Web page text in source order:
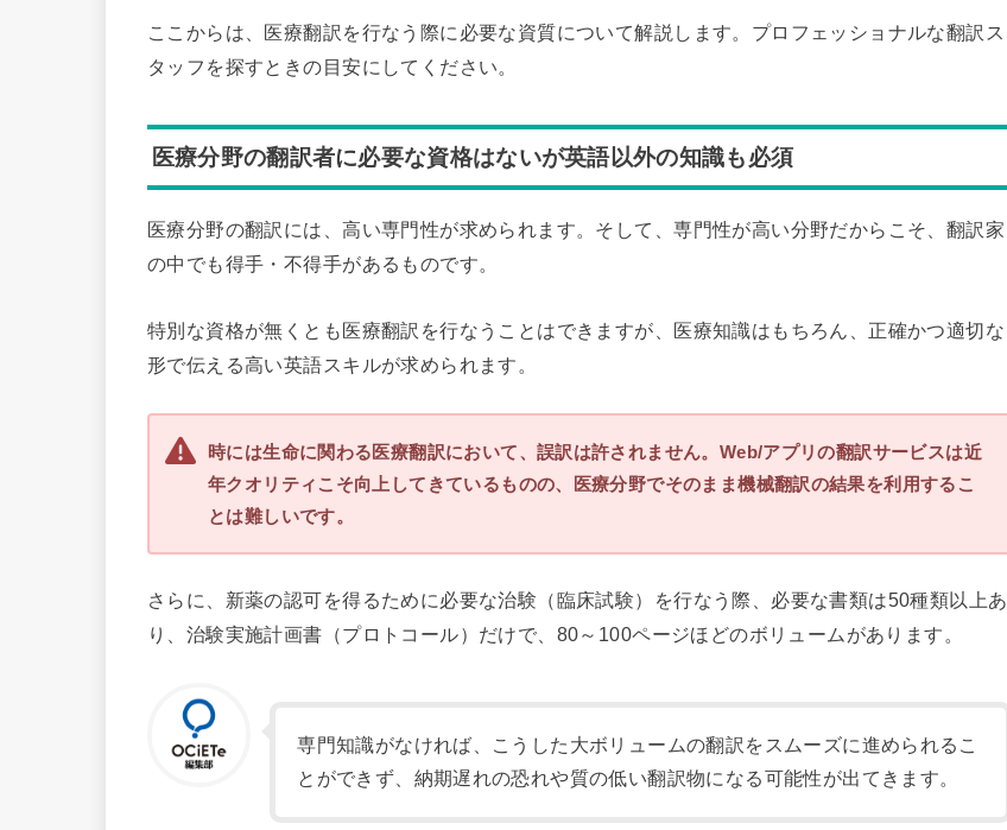
ここからは、医療翻訳を行なう際に必要な資質について解説します。プロフェッショナルな翻訳ス
タッフを探すときの目安にしてください。
医療分野の翻訳者に必要な資格はないが英語以外の知識も必須
医療分野の翻訳には、高い専門性が求められます。そして、専門性が高い分野だからこそ、翻訳家
の中でも得手・不得手があるものです。
特別な資格が無くとも医療翻訳を行なうことはできますが、医療知識はもちろん、正確かつ適切な
形で伝える高い英語スキルが求められます。
時には生命に関わる医療翻訳において、誤訳は許されません。Web/アプリの翻訳サービスは近
年クオリティこそ向上してきているものの、医療分野でそのまま機械翻訳の結果を利用するこ
とは難しいです。
さらに、新薬の認可を得るために必要な治験（臨床試験）を行なう際、必要な書類は50種類以上あ
り、治験実施計画書（プロトコール）だけで、80～100ページほどのボリュームがあります。
専門知識がなければ、こうした大ボリュームの翻訳をスムーズに進められるこ
とができず、納期遅れの恐れや質の低い翻訳物になる可能性が出てきます。